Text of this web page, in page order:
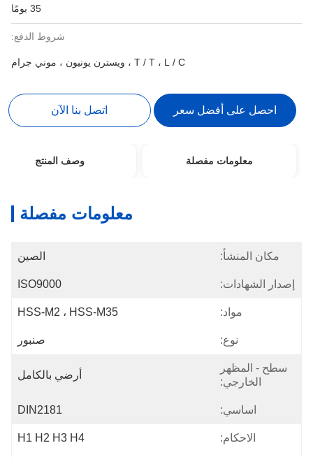
35 يومًا
شروط الدفع:
T / T ، L / C ، ويسترن يونيون ، موني جرام
احصل على أفضل سعر اتصل بنا الآن
معلومات مفصلة وصف المنتج
معلومات مفصلة
مكان المنشأ: الصين
إصدار الشهادات: ISO9000
مواد: HSS-M2 ، HSS-M35
نوع: صنبور
سطح - المظهر
الخارجي:
أرضي بالكامل
اساسي: DIN2181
الاحكام: H1 H2 H3 H4